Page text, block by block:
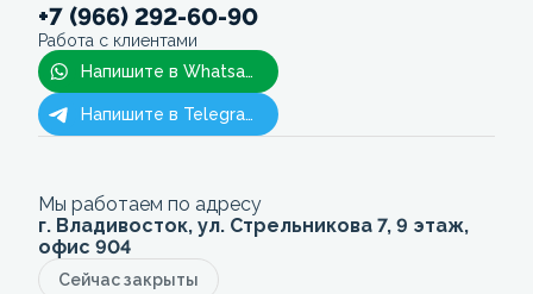
+7 (966) 292-60-90
Работа с клиентами
Напишите в Whatsapp
Напишите в Telegram
Мы работаем по адресу
г. Владивосток, ул. Стрельникова 7, 9 этаж,
офис 904
Сейчас закрыты